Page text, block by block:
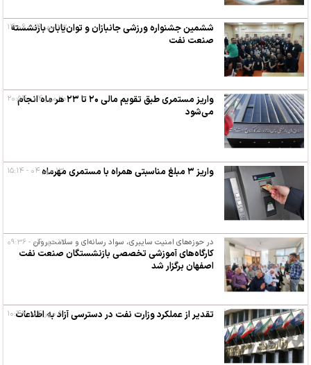
ششمین جشنواره ورزشی جانبازان و توان‌یابان بازنشسته
صنعت نفت
۲۳ مهر ۰۴ - ۱۴:۰۶
واریز مستمری طبق تقویم مالی ۲۰ تا ۲۳ هر ماه انجام
می‌شود
۲۰ مهر ۰۴ - ۲۰:۵۴
واریز ۳ مبلغ مناسبتی همراه با مستمری مهرماه ۱۳ مهر ۰۴ - ۱۵:۱۴
در حوزه‌های امنیت سایبری، سواد رسانه‌ای و سلامت روان
کارگاه‌های آموزشی تخصصی بازنشستگان صنعت نفت
اصفهان برگزار شد
۱۳ مهر ۰۴ - ۰۹:۳۶
تقدیر از عملکرد وزارت نفت در دسترسی آزاد به اطلاعات
۸ مهر ۰۴ - ۱۰:۴۷